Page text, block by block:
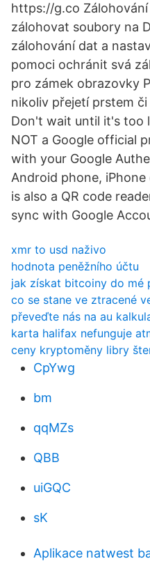
https://g.co
zálohovat soubory na
zálohování dat a
pomoci ochránit svá
pro zámek obrazovky
nikoliv přejetí prstem
Don't wait until it's too
NOT a Google official
with your Google
Android phone,
is also a QR code
sync with Google
xmr to usd naživo
hodnota peněžního účtu
jak získat bitcoiny do mé
co se stane ve ztracené
převeďte nás na au
karta halifax nefunguje
ceny kryptoměny libry
CpYwg
bm
qqMZs
QBB
uiGQC
sK
Aplikace natwest